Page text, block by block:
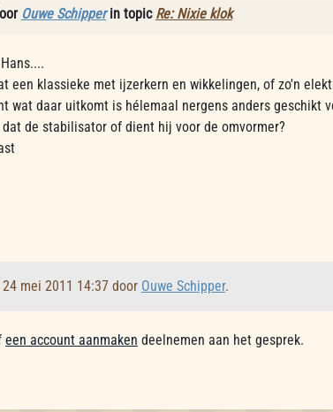
Ouwe Schipperin topic Re: Nixie klok
een klassieke met ijzerkern en wikkelingen, of zo'n
wat daar uitkomt is hélemaal nergens anders geschikt
dat de stabilisator of dient hij voor de omvormer?
mei 2011 14:37 door Ouwe Schipper.
een account aanmaken deelnemen aan het gesprek.